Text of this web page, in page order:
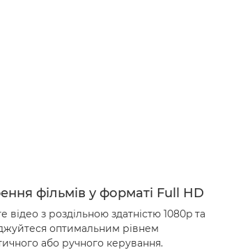
фільмів у форматі Full HD
відео з роздільною здатністю 1080p та
оптимальним рівнем
або ручного керування.